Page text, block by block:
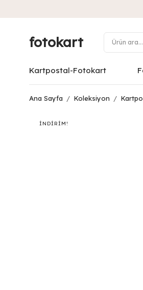
fotokart
Kartpostal-Fotokart
Ana Sayfa / Koleksiyon /
İNDIRIM!